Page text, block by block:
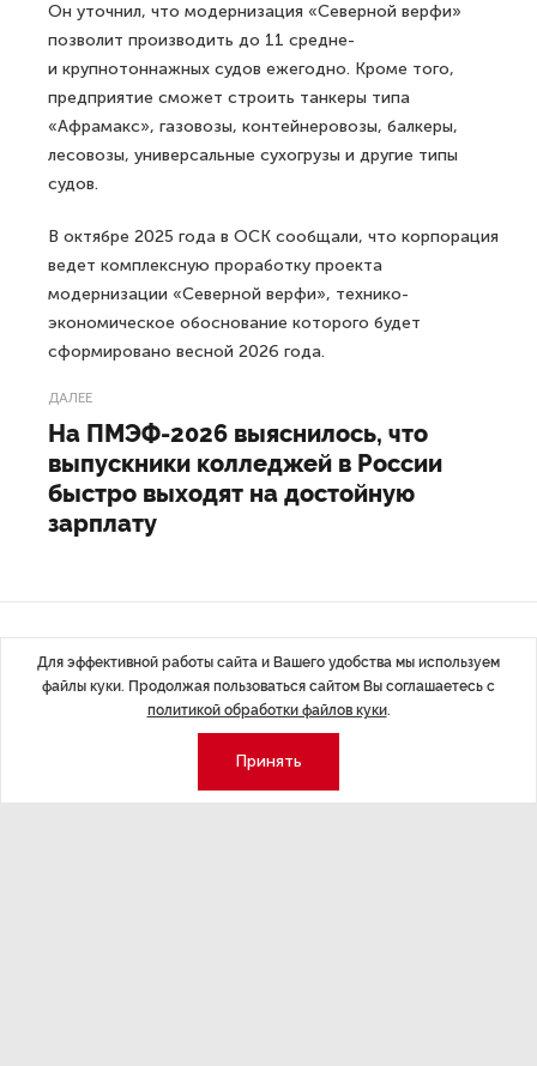
Он уточнил, что модернизация «Северной верфи»
позволит производить до 11 средне-
и крупнотоннажных судов ежегодно. Кроме того,
предприятие сможет строить танкеры типа
«Афрамакс», газовозы, контейнеровозы, балкеры,
лесовозы, универсальные сухогрузы и другие типы
судов.
В октябре 2025 года в ОСК сообщали, что корпорация
ведет комплексную проработку проекта
модернизации «Северной верфи», технико-
экономическое обоснование которого будет
сформировано весной 2026 года.
ДАЛЕЕ
На ПМЭФ-2026 выяснилось, что
выпускники колледжей в России
быстро выходят на достойную
зарплату
Последние материалы
Для эффективной работы сайта и Вашего удобства мы используем
файлы куки. Продолжая пользоваться сайтом Вы соглашаетесь с
политикой обработки файлов куки.
Принять